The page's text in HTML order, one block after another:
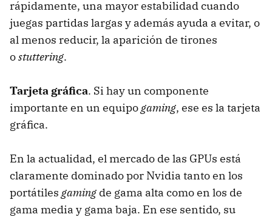
rápidamente, una mayor estabilidad cuando
juegas partidas largas y además ayuda a evitar, o
al menos reducir, la aparición de tirones
ostuttering.
Tarjeta gráfica. Si hay un componente
importante en un equipogaming, ese es la tarjeta
gráfica.
En la actualidad, el mercado de las GPUs está
claramente dominado por Nvidia tanto en los
portátiles gaming de gama alta como en los de
gama media y gama baja. En ese sentido, su